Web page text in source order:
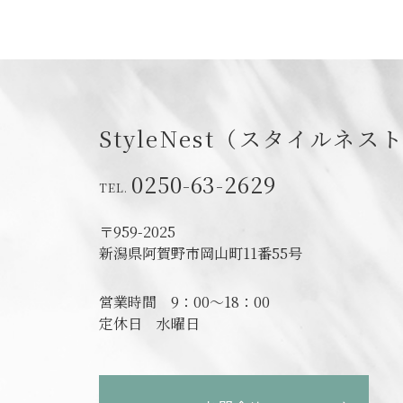
StyleNest（スタイルネス
0250-63-2629
〒959-2025
新潟県阿賀野市岡山町11番55号
営業時間 9：00～18：00
定休日 水曜日